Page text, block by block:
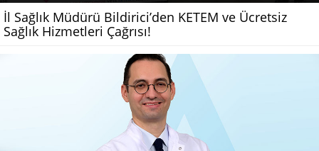
İl Sağlık Müdürü Bildirici’den KETEM ve Ücretsiz
Sağlık Hizmetleri Çağrısı!